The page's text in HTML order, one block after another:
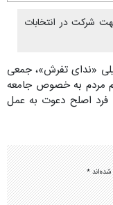
شرکت در انتخابات
«ندای تفرش»، جمعی
مردم به خصوص جامعه
فرد اصلح دعوت به عمل
*